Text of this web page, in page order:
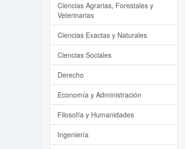
Ciencias Agrarias, Forestales y
Veterinarias
Ciencias Exactas y Naturales
Ciencias Sociales
Derecho
Economía y Administración
Filosofía y Humanidades
Ingeniería